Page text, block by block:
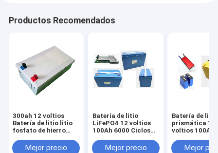
Productos Recomendados
300ah 12 voltios
Batería de litio litio
fosfato de hierro
Golf Carro Solar
Mejor precio
Batería de litio
LiFePO4 12 voltios
100Ah 6000 Ciclos
CamperMejor precio
Batería de litio
prismática 12
voltios 100Ah
carrito de golf
Mejor